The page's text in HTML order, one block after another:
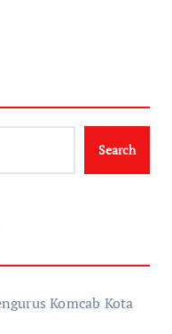
Search
Komcab Kota